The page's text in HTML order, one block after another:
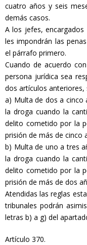
cuatro años y seis
demás casos.
A los jefes,
les impondrán las
el párrafo primero.
Cuando de acuerdo
persona jurídica sea
dos artículos anteriores,
a) Multa de dos a cinco
la droga cuando la
delito cometido por la
prisión de más de cinco
b) Multa de uno a tres
la droga cuando la
delito cometido por la
prisión de más de dos
Atendidas las reglas
tribunales podrán
letras b) a g) del
Artículo 370.